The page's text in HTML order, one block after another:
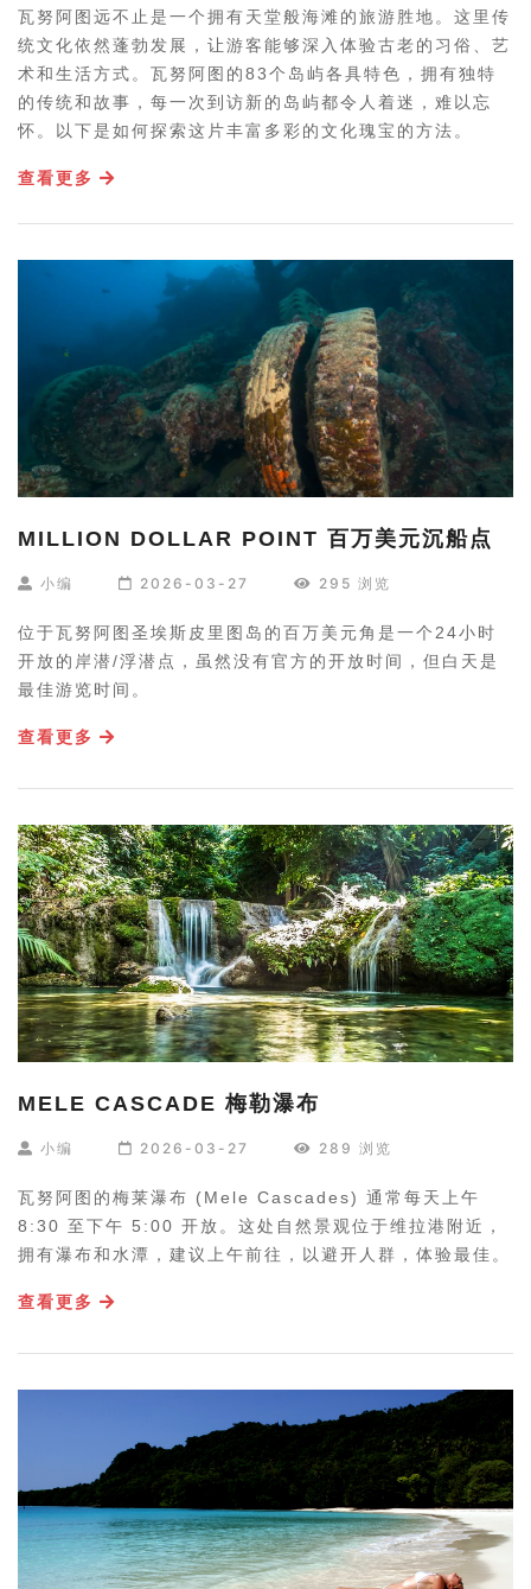
瓦努阿图远不止是一个拥有天堂般海滩的旅游胜地。这里传
统文化依然蓬勃发展，让游客能够深入体验古老的习俗、艺
术和生活方式。瓦努阿图的83个岛屿各具特色，拥有独特
的传统和故事，每一次到访新的岛屿都令人着迷，难以忘
怀。以下是如何探索这片丰富多彩的文化瑰宝的方法。
查看更多
MILLION DOLLAR POINT 百万美元沉船点
小编 2026-03-27 295 浏览
位于瓦努阿图圣埃斯皮里图岛的百万美元角是一个24小时
开放的岸潜/浮潜点，虽然没有官方的开放时间，但白天是
最佳游览时间。
查看更多
MELE CASCADE 梅勒瀑布
小编 2026-03-27 289 浏览
瓦努阿图的梅莱瀑布 (Mele Cascades) 通常每天上午
8:30 至下午 5:00 开放。这处自然景观位于维拉港附近，
拥有瀑布和水潭，建议上午前往，以避开人群，体验最佳。
查看更多